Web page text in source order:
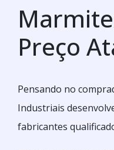
Preço
Pensando no
Industriais
fabricantes